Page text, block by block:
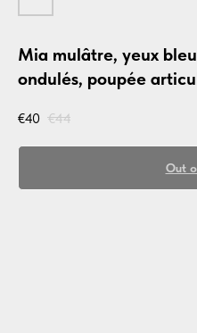
Mia mulâtre, yeux
ondulés, poupée
€40 €44
Out